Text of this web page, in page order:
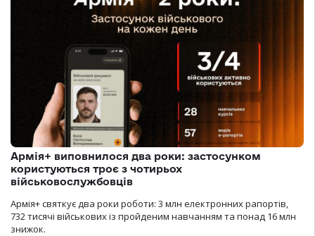
Армія+ виповнилося два роки: застосунком
користуються троє з чотирьох
військовослужбовців
Армія+ святкує два роки роботи: 3 млн електронних рапортів,
732 тисячі військових із пройденим навчанням та понад 16 млн
знижок.